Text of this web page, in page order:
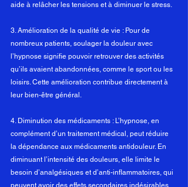
aide à relâcher les tensions et à diminuer le stress.
3. Amélioration de la qualité de vie : Pour de
nombreux patients, soulager la douleur avec
l’hypnose signifie pouvoir retrouver des activités
qu’ils avaient abandonnées, comme le sport ou les
loisirs. Cette amélioration contribue directement à
leur bien-être général.
4. Diminution des médicaments : L’hypnose, en
complément d’un traitement médical, peut réduire
la dépendance aux médicaments antidouleur. En
diminuant l’intensité des douleurs, elle limite le
besoin d’analgésiques et d’anti-inflammatoires, qui
peuvent avoir des effets secondaires indésirables.